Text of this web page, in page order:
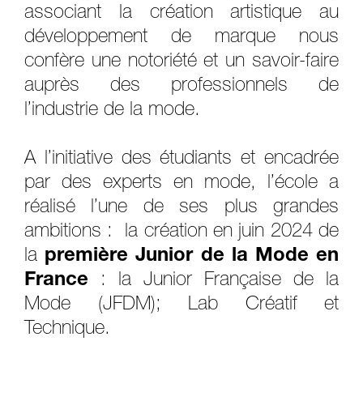
associant la création artistique au
développement de marque nous
confère une notoriété et un savoir-faire
auprès des professionnels de
l’industrie de la mode.
A l’initiative des étudiants et encadrée
par des experts en mode, l’école a
réalisé l’une de ses plus grandes
ambitions : la création en juin 2024 de
la première Junior de la Mode en
France : la Junior Française de la
Mode (JFDM); Lab Créatif et
Technique.